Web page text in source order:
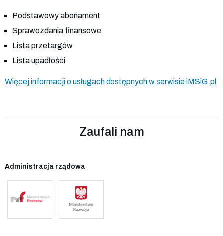
Podstawowy abonament
Sprawozdania finansowe
Lista przetargów
Lista upadłości
Więcej informacji o usługach dostępnych w serwisie iMSiG.pl
Zaufali nam
Administracja rządowa